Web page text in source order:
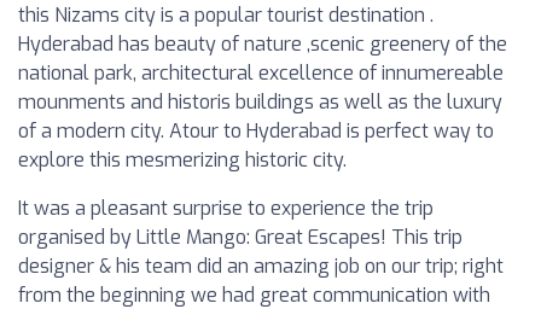
this Nizams city is a popular tourist destination .
Hyderabad has beauty of nature ,scenic greenery of the
national park, architectural excellence of innumereable
mounments and historis buildings as well as the luxury
of a modern city. Atour to Hyderabad is perfect way to
explore this mesmerizing historic city.
It was a pleasant surprise to experience the trip
organised by Little Mango: Great Escapes! This trip
designer & his team did an amazing job on our trip; right
from the beginning we had great communication with